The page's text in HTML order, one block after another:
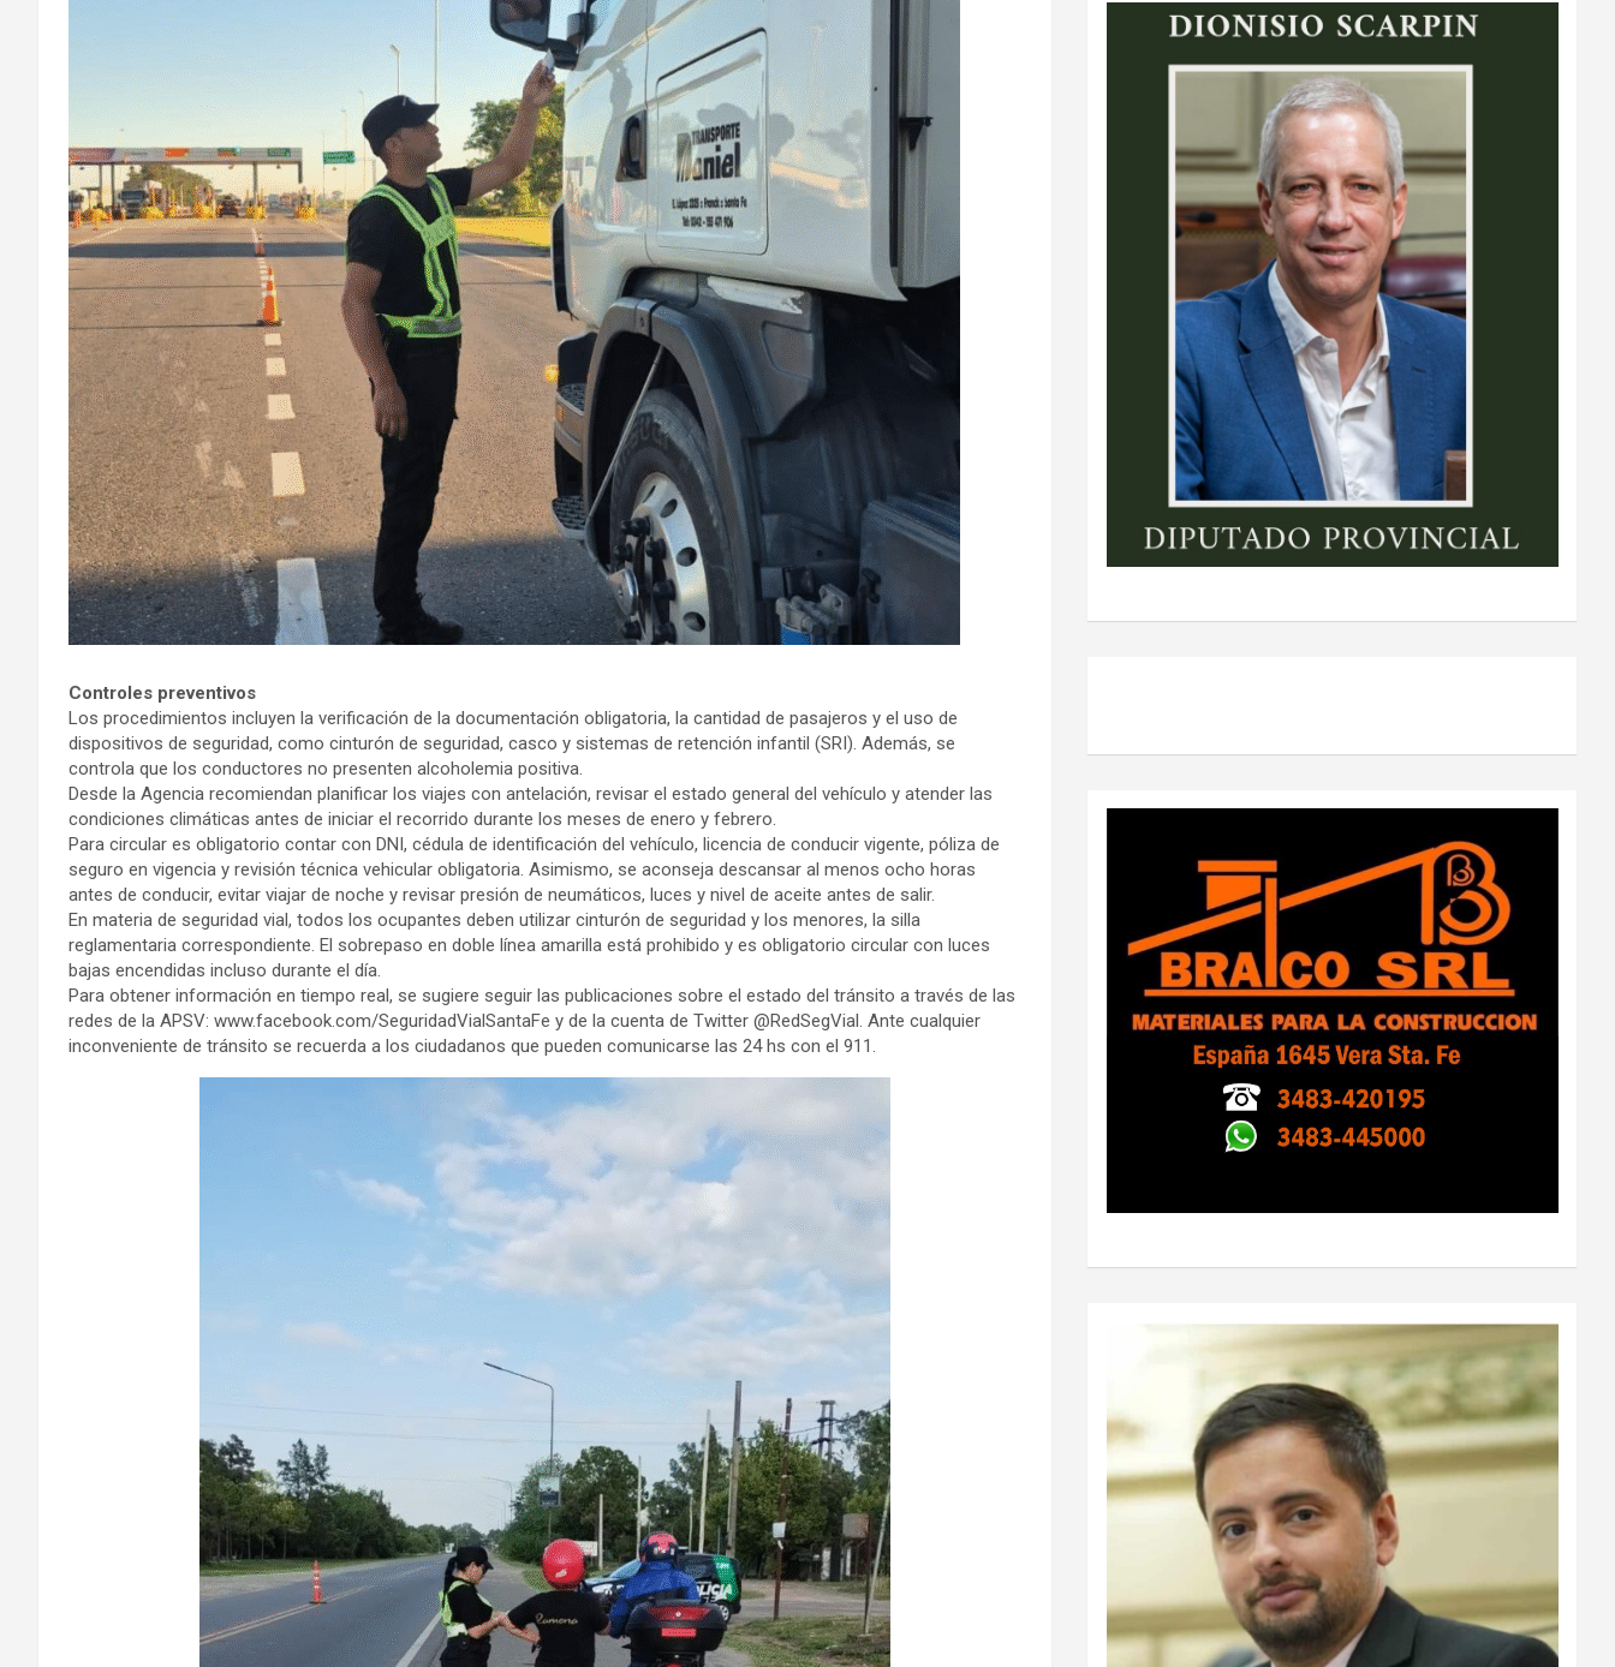
Controles preventivos
Los procedimientos incluyen la verificación de la documentación obligatoria, la cantidad de pasajeros y el uso de
dispositivos de seguridad, como cinturón de seguridad, casco y sistemas de retención infantil (SRI). Además, se
controla que los conductores no presenten alcoholemia positiva.
Desde la Agencia recomiendan planificar los viajes con antelación, revisar el estado general del vehículo y atender las
condiciones climáticas antes de iniciar el recorrido durante los meses de enero y febrero.
Para circular es obligatorio contar con DNI, cédula de identificación del vehículo, licencia de conducir vigente, póliza de
seguro en vigencia y revisión técnica vehicular obligatoria. Asimismo, se aconseja descansar al menos ocho horas
antes de conducir, evitar viajar de noche y revisar presión de neumáticos, luces y nivel de aceite antes de salir.
En materia de seguridad vial, todos los ocupantes deben utilizar cinturón de seguridad y los menores, la silla
reglamentaria correspondiente. El sobrepaso en doble línea amarilla está prohibido y es obligatorio circular con luces
bajas encendidas incluso durante el día.
Para obtener información en tiempo real, se sugiere seguir las publicaciones sobre el estado del tránsito a través de las
redes de la APSV: www.facebook.com/SeguridadVialSantaFe y de la cuenta de Twitter @RedSegVial. Ante cualquier
inconveniente de tránsito se recuerda a los ciudadanos que pueden comunicarse las 24 hs con el 911.